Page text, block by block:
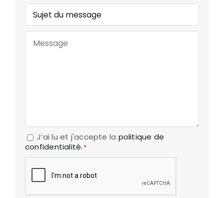
Sujet
du
message
RGPD*
J’ai lu et j'accepte la politique de
confidentialité. *